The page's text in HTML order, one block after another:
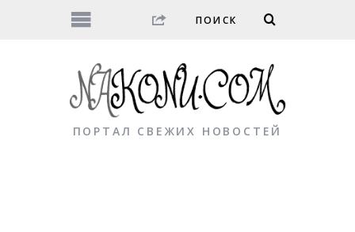
ПОРТАЛ СВЕЖИХ НОВОСТЕЙ